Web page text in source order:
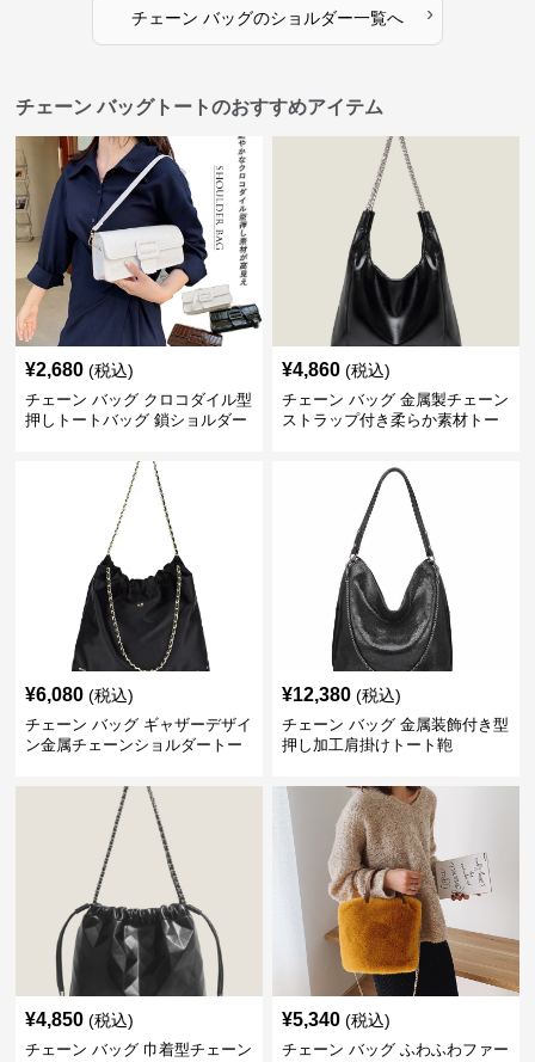
チェーン バッグのショルダー一覧へ ›
チェーン バッグトートのおすすめアイテム
¥2,680 (税込)
チェーン バッグ クロコダイル型
押しトートバッグ 鎖ショルダー
¥4,860 (税込)
チェーン バッグ 金属製チェーン
ストラップ付き柔らか素材トー
¥6,080 (税込)
チェーン バッグ ギャザーデザイ
ン金属チェーンショルダートー
¥12,380 (税込)
チェーン バッグ 金属装飾付き型
押し加工肩掛けトート鞄
¥4,850 (税込)
チェーン バッグ 巾着型チェーン
¥5,340 (税込)
チェーン バッグ ふわふわファー